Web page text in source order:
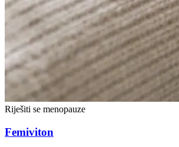
Riješiti se menopauze
Femiviton